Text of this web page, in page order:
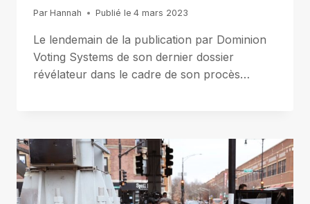
Par Hannah Publié le 4 mars 2023
Le lendemain de la publication par Dominion
Voting Systems de son dernier dossier
révélateur dans le cadre de son procès…